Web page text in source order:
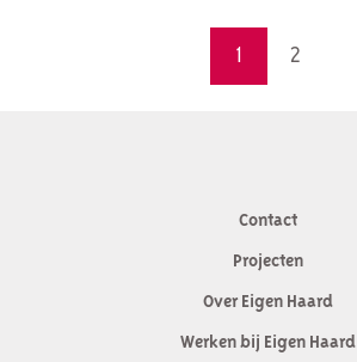
Selecteer een pagina1 2
Contact
Projecten
Over Eigen Haard
Werken bij Eigen Haard